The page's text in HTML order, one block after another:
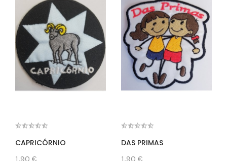
CAPRICÓRNIO
1,90 €
DAS PRIMAS
1,90 €